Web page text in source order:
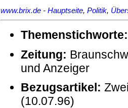
www.brix.de - Hauptseite, Politik,
Themenstichworte:
Zeitung:
und Anzeiger
Bezugsartikel:
(10.07.96)